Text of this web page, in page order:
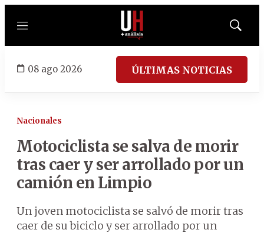
Menú
Mostrar
08 ago 2026 ÚLTIMAS NOTICIAS
Nacionales
Motociclista se salva de morir
tras caer y ser arrollado por un
camión en Limpio
Un joven motociclista se salvó de morir tras
caer de su biciclo y ser arrollado por un